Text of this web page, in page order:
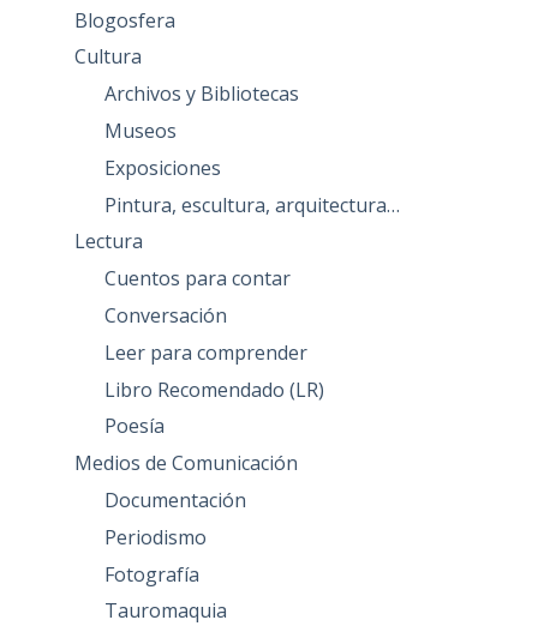
Blogosfera
Cultura
Archivos y Bibliotecas
Museos
Exposiciones
Pintura, escultura, arquitectura…
Lectura
Cuentos para contar
Conversación
Leer para comprender
Libro Recomendado (LR)
Poesía
Medios de Comunicación
Documentación
Periodismo
Fotografía
Tauromaquia